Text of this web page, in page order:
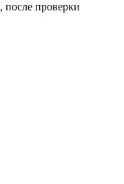
после проверки